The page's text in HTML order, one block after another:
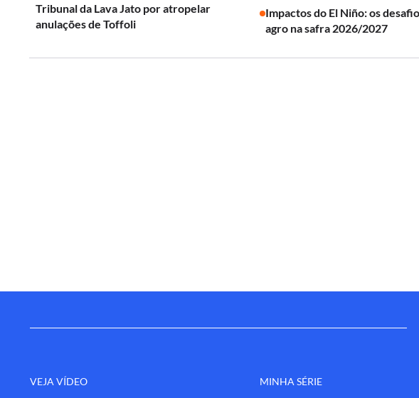
Tribunal da Lava Jato por atropelar
anulações de Toffoli
Impactos do El Niño: os
agro na safra 2026/2027
VEJA VÍDEO MINHA SÉRIE